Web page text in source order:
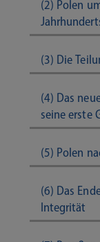
(2) Polen
(3) Die
(4) Das
seine erste
(5) Polen
(6) Das
Integrität